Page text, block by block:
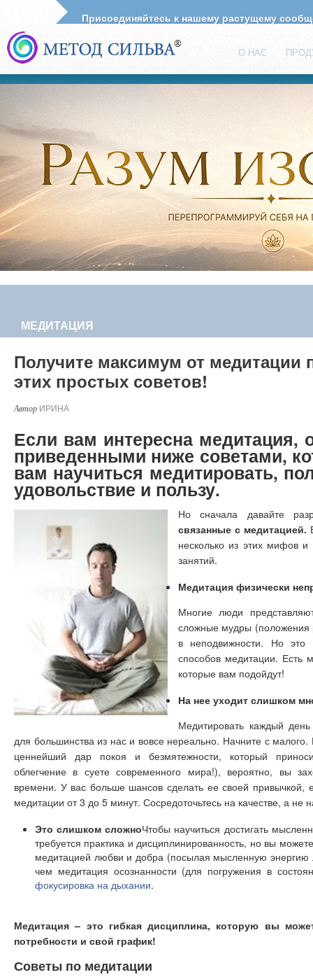
О НАС
Присоединяйтесь к нашему растущему
МЕДИТАЦИЯ
Получите максимум от
этих простых советов!
ИРИНА
Если вам интересна медитация,
приведенными ниже советами,
вам научиться медитировать,
удовольствие и пользу.
Но сначала давайте
связанные с медитацией.
несколько из этих мифов
занятий.
Медитация физически
Многие люди
сложные мудры (положения
в неподвижности. Но
способов медитации. Есть
которые вам подойдут!
На нее уходит слишком
Медитировать каждый
для большинства из нас и вовсе нереально. Начните с малого.
ценнейший дар покоя и безмятежности, который
облегчение в суете современного мира!), вероятно, вы
времени. У вас больше шансов сделать ее своей привычкой,
медитации от 3 до 5 минут. Сосредоточьтесь на качестве, а не
Это слишком сложноЧтобы научиться достигать
требуется практика и дисциплинированность, но вы
медитацией любви и добра (посылая мысленную
чем медитация осознанности (для погружения в
фокусировка на дыхании.
Медитация – это гибкая дисциплина, которую вы
потребности и свой график!
Советы по медитации